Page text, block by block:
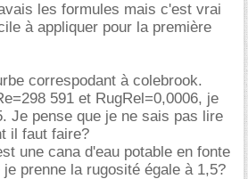
les formules mais c'est vrai
à appliquer pour la première
correspodant à colebrook.
591 et RugRel=0,0006, je
Je pense que je ne sais pas lire
il faut faire?
une cana d'eau potable en fonte
prenne la rugosité égale à 1,5?